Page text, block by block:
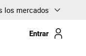
los mercados
Entrar